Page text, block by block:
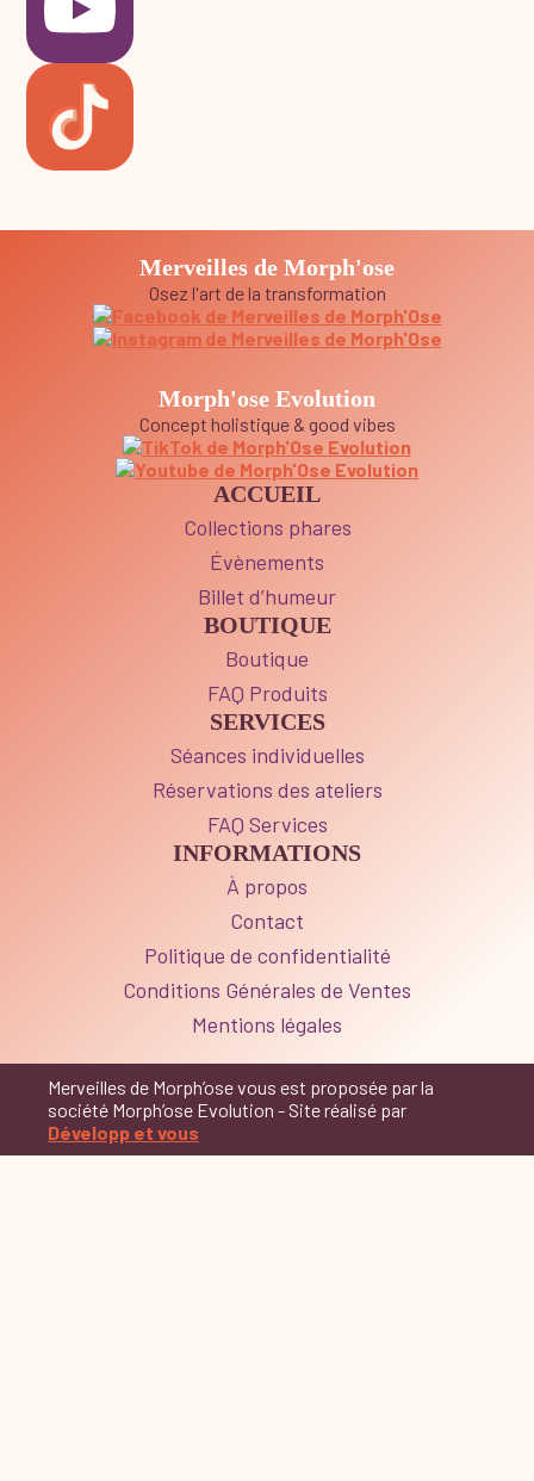
Merveilles de Morph'ose
Osez l'art de la transformation
Morph'ose Evolution
Concept holistique & good vibes
ACCUEIL
Collections phares
Évènements
Billet d’humeur
BOUTIQUE
Boutique
FAQ Produits
SERVICES
Séances individuelles
Réservations des ateliers
FAQ Services
INFORMATIONS
À propos
Contact
Politique de confidentialité
Conditions Générales de Ventes
Mentions légales
Merveilles de Morph’ose vous est proposée par la
société Morph’ose Evolution - Site réalisé par
Développ et vous